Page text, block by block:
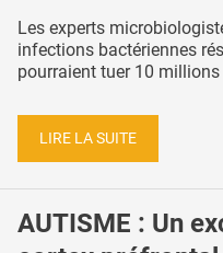
Les experts
infections bactériennes
pourraient tuer 10
LIRE LA SUITE
AUTISME : Un